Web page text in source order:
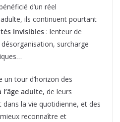
d’un réel
ils continuent pourtant
invisibles : lenteur de
surcharge
un tour d’horizon des
l’âge adulte, de leurs
la vie quotidienne, et des
reconnaître et